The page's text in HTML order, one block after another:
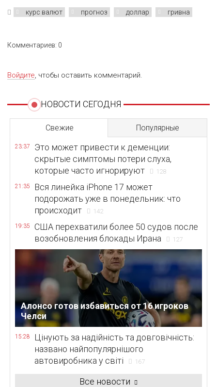
курс валют прогноз доллар гривна
Комментариев: 0
Войдите, чтобы оставить комментарий.
НОВОСТИ СЕГОДНЯ
Свежие Популярные
23:37
Это может привести к деменции:
скрытые симптомы потери слуха,
которые часто игнорируют
128
21:35
Вся линейка iPhone 17 может
подорожать уже в понедельник: что
происходит
142
19:35
США перехватили более 50 судов после
возобновления блокады Ирана
127
Алонсо готов избавиться от 16 игроков
Челси
15:28
Цінують за надійність та довговічність:
названо найпопулярнішого
автовиробника у світі
167
Все новости